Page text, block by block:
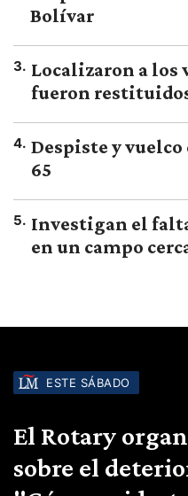
Bolívar
3. Localizaron a los
fueron
4. Despiste y
65
5. Investigan el
en un campo
ESTE SÁBADO
El Rotary
sobre el